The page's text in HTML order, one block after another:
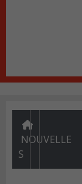
NOUVELLE
S